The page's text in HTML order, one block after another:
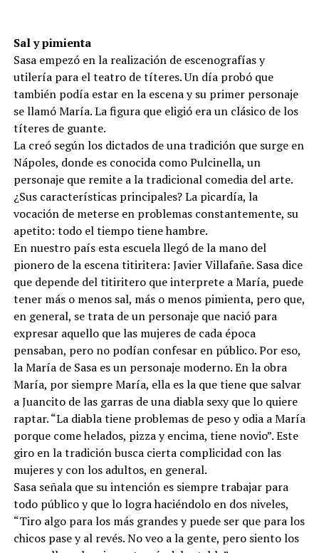
Sal y pimienta
Sasa empezó en la realización de escenografías y
utilería para el teatro de títeres. Un día probó que
también podía estar en la escena y su primer personaje
se llamó María. La figura que eligió era un clásico de los
títeres de guante.
La creó según los dictados de una tradición que surge en
Nápoles, donde es conocida como Pulcinella, un
personaje que remite a la tradicional comedia del arte.
¿Sus características principales? La picardía, la
vocación de meterse en problemas constantemente, su
apetito: todo el tiempo tiene hambre.
En nuestro país esta escuela llegó de la mano del
pionero de la escena titiritera: Javier Villafañe. Sasa dice
que depende del titiritero que interprete a María, puede
tener más o menos sal, más o menos pimienta, pero que,
en general, se trata de un personaje que nació para
expresar aquello que las mujeres de cada época
pensaban, pero no podían confesar en público. Por eso,
la María de Sasa es un personaje moderno. En la obra
María, por siempre María, ella es la que tiene que salvar
a Juancito de las garras de una diabla sexy que lo quiere
raptar. “La diabla tiene problemas de peso y odia a María
porque come helados, pizza y encima, tiene novio”. Este
giro en la tradición busca cierta complicidad con las
mujeres y con los adultos, en general.
Sasa señala que su intención es siempre trabajar para
todo público y que lo logra haciéndolo en dos niveles,
“Tiro algo para los más grandes y puede ser que para los
chicos pase y al revés. No veo a la gente, pero siento los